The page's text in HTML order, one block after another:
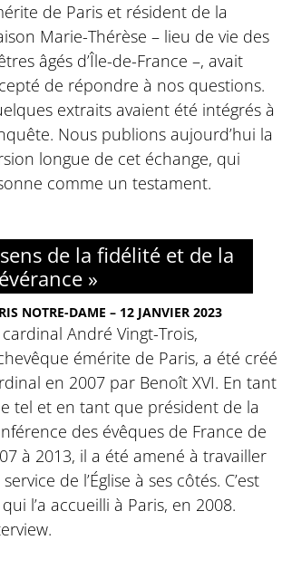
de Paris et résident de la
Marie-Thérèse – lieu de vie des
âgés d’Île-de-France –, avait
de répondre à nos questions.
extraits avaient été intégrés à
Nous publions aujourd’hui la
longue de cet échange, qui
comme un testament.
de la fidélité et de la
»
NOTRE-DAME – 12 JANVIER 2023
cardinal André Vingt-Trois,
émérite de Paris, a été créé
en 2007 par Benoît XVI. En tant
tel et en tant que président de la
des évêques de France de
à 2013, il a été amené à travailler
de l’Église à ses côtés. C’est
l’a accueilli à Paris, en 2008.